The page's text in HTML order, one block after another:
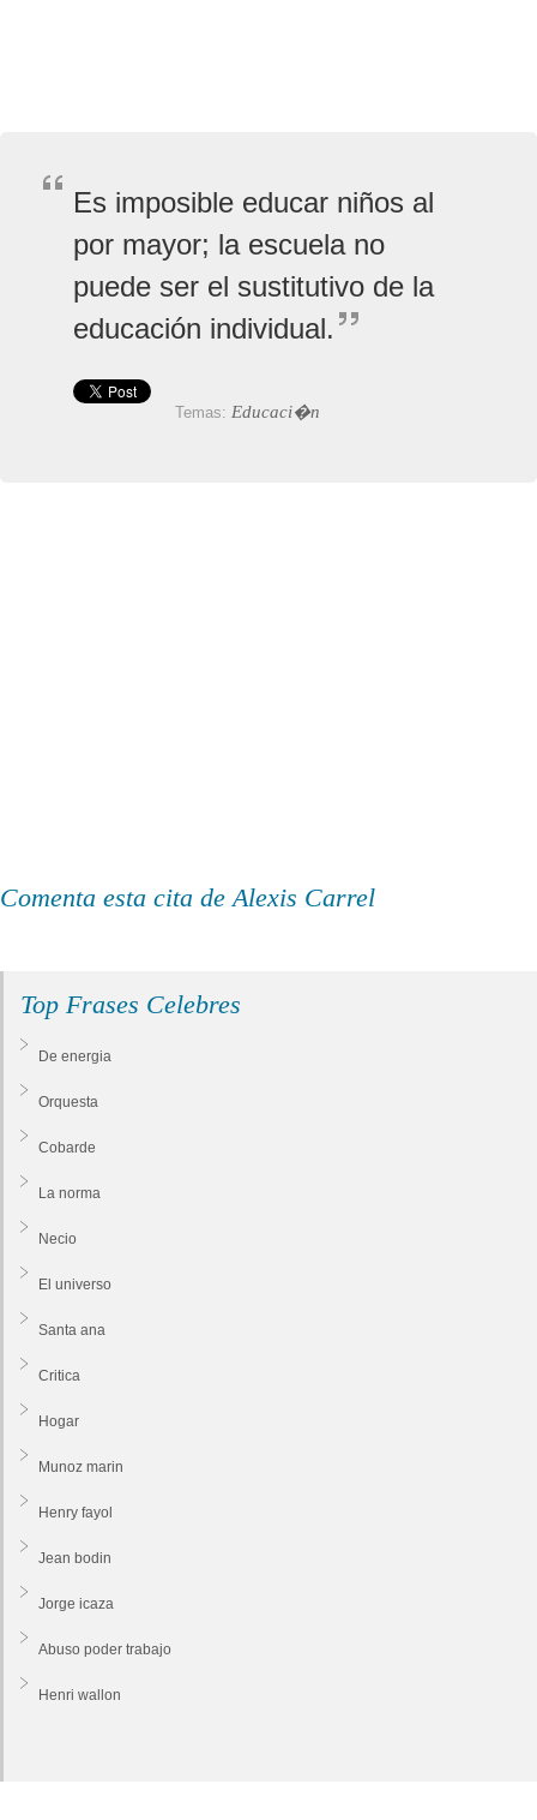
Es imposible educar niños al
por mayor; la escuela no
puede ser el sustitutivo de la
educación individual.
Temas: Educaci�n
Comenta esta cita de Alexis Carrel
Top Frases Celebres
De energia
Orquesta
Cobarde
La norma
Necio
El universo
Santa ana
Critica
Hogar
Munoz marin
Henry fayol
Jean bodin
Jorge icaza
Abuso poder trabajo
Henri wallon